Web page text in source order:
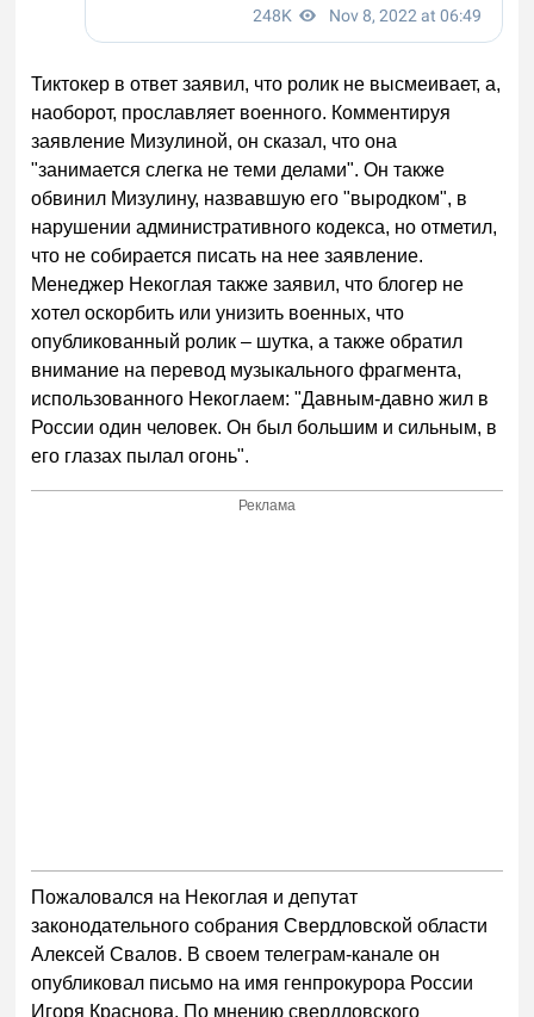
Тиктокер в ответ заявил, что ролик не высмеивает, а,
наоборот, прославляет военного. Комментируя
заявление Мизулиной, он сказал, что она
"занимается слегка не теми делами". Он также
обвинил Мизулину, назвавшую его "выродком", в
нарушении административного кодекса, но отметил,
что не собирается писать на нее заявление.
Менеджер Некоглая также заявил, что блогер не
хотел оскорбить или унизить военных, что
опубликованный ролик – шутка, а также обратил
внимание на перевод музыкального фрагмента,
использованного Некоглаем: "Давным-давно жил в
России один человек. Он был большим и сильным, в
его глазах пылал огонь".
Реклама
Пожаловался на Некоглая и депутат
законодательного собрания Свердловской области
Алексей Свалов. В своем телеграм-канале он
опубликовал письмо на имя генпрокурора России
Игоря Краснова. По мнению свердловского